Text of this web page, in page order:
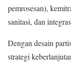
pemrosesan),
sanitasi, dan
Dengan desain
strategi